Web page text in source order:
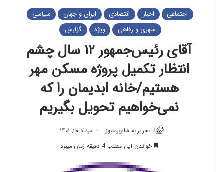
اجتماعی اخبار اقتصادی ایران و جهان
سیاسی
شهری و رفاهی
ویژه گزارش
آقای رئیس‌جمهور ۱۲ سال چشم
انتظار تکمیل پروژه مسکن مهر
هستیم/‌خانه ابدیمان را که
نمی‌خواهیم تحویل بگیریم
تحریریه شایوردنیوز
مرداد ۲۰, ۱۴۰۱
خواندن این مطلب 4 دقیقه زمان میبرد